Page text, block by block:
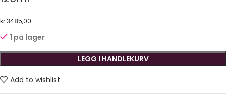
kr3485,00
1 på lager
LEGG I HANDLEKURV
Add to wishlist